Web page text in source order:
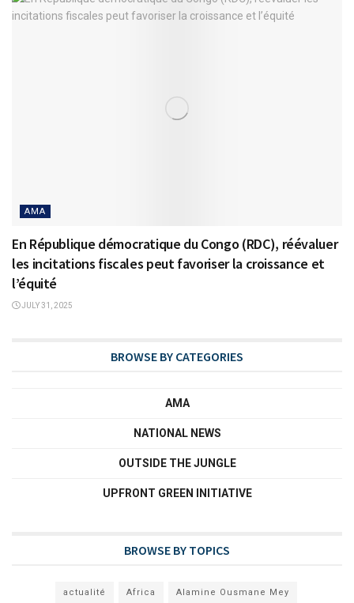
AMA
En République démocratique du Congo (RDC), réévaluer
les incitations fiscales peut favoriser la croissance et
l’équité
JULY 31, 2025
BROWSE BY CATEGORIES
AMA
NATIONAL NEWS
OUTSIDE THE JUNGLE
UPFRONT GREEN INITIATIVE
BROWSE BY TOPICS
actualité Africa Alamine Ousmane Mey